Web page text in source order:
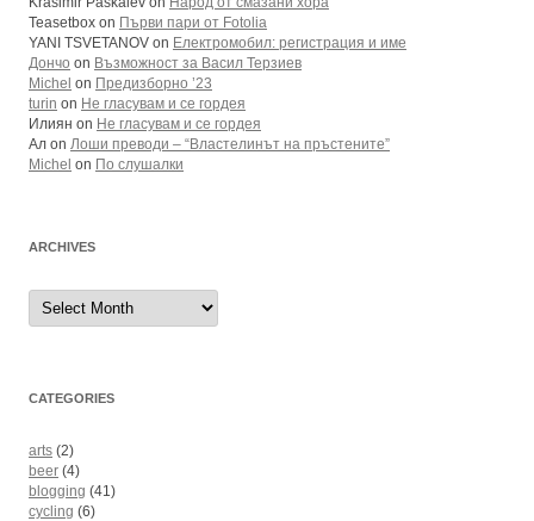
Teasetbox on Първи пари от Fotolia
YANI TSVETANOV on Електромобил: регистрация и име
Дончо on Възможност за Васил Терзиев
Michel on Предизборно ’23
turin on Не гласувам и се гордея
Илиян on Не гласувам и се гордея
Ал on Лоши преводи – “Властелинът на пръстените”
Michel on По слушалки
ARCHIVES
Archives
CATEGORIES
arts (2)
beer (4)
blogging (41)
cycling (6)